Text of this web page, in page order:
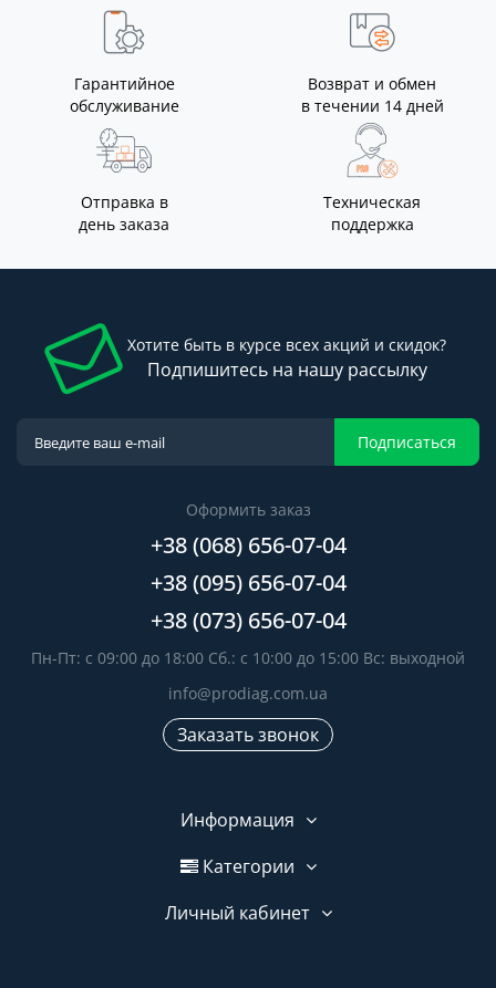
Гарантийное
обслуживание
Возврат и обмен
в течении 14 дней
Отправка в
день заказа
Техническая
поддержка
Хотите быть в курсе всех акций и скидок?
Подпишитесь на нашу рассылку
Подписаться
Оформить заказ
+38 (068) 656-07-04
+38 (095) 656-07-04
+38 (073) 656-07-04
Пн-Пт: с 09:00 до 18:00 Сб.: с 10:00 до 15:00 Вс: выходной
info@prodiag.com.ua
Заказать звонок
Информация
Категории
Личный кабинет